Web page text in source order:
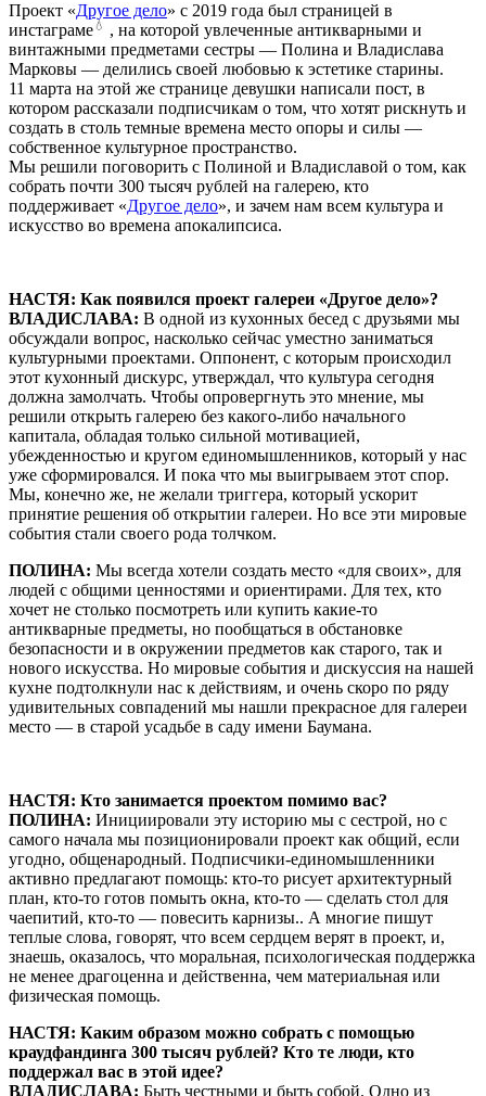
Проект «Другое дело» с 2019 года был страницей в
инстаграме💧
, на которой увлеченные антикварными и
винтажными предметами сестры — Полина и Владислава
Марковы — делились своей любовью к эстетике старины.
11 марта на этой же странице девушки написали пост, в
котором рассказали подписчикам о том, что хотят рискнуть и
создать в столь темные времена место опоры и силы —
собственное культурное пространство.
Мы решили поговорить с Полиной и Владиславой о том, как
собрать почти 300 тысяч рублей на галерею, кто
поддерживает «Другое дело», и зачем нам всем культура и
искусство во времена апокалипсиса.
НАСТЯ: Как появился проект галереи «Другое дело»?
ВЛАДИСЛАВА: В одной из кухонных бесед с друзьями мы
обсуждали вопрос, насколько сейчас уместно заниматься
культурными проектами. Оппонент, с которым происходил
этот кухонный дискурс, утверждал, что культура сегодня
должна замолчать. Чтобы опровергнуть это мнение, мы
решили открыть галерею без какого-либо начального
капитала, обладая только сильной мотивацией,
убежденностью и кругом единомышленников, который у нас
уже сформировался. И пока что мы выигрываем этот спор.
Мы, конечно же, не желали триггера, который ускорит
принятие решения об открытии галереи. Но все эти мировые
события стали своего рода толчком.
ПОЛИНА: Мы всегда хотели создать место «для своих», для
людей с общими ценностями и ориентирами. Для тех, кто
хочет не столько посмотреть или купить какие-то
антикварные предметы, но пообщаться в обстановке
безопасности и в окружении предметов как старого, так и
нового искусства. Но мировые события и дискуссия на нашей
кухне подтолкнули нас к действиям, и очень скоро по ряду
удивительных совпадений мы нашли прекрасное для галереи
место — в старой усадьбе в саду имени Баумана.
НАСТЯ: Кто занимается проектом помимо вас?
ПОЛИНА: Инициировали эту историю мы с сестрой, но с
самого начала мы позиционировали проект как общий, если
угодно, общенародный. Подписчики-единомышленники
активно предлагают помощь: кто-то рисует архитектурный
план, кто-то готов помыть окна, кто-то — сделать стол для
чаепитий, кто-то — повесить карнизы.. А многие пишут
теплые слова, говорят, что всем сердцем верят в проект, и,
знаешь, оказалось, что моральная, психологическая поддержка
не менее драгоценна и действенна, чем материальная или
физическая помощь.
НАСТЯ: Каким образом можно собрать с помощью
краудфандинга 300 тысяч рублей? Кто те люди, кто
поддержал вас в этой идее?
ВЛАДИСЛАВА: Быть честными и быть собой. Одно из